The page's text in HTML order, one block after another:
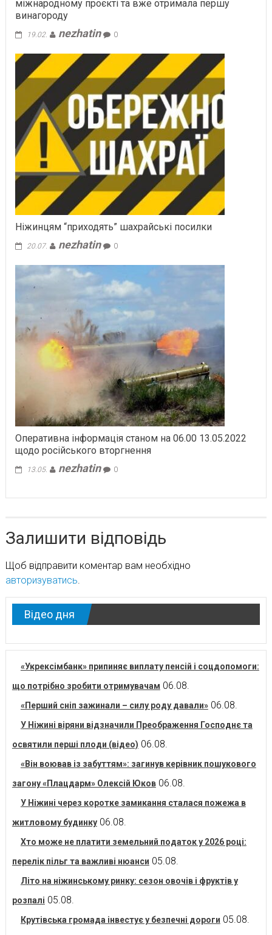
міжнародному проєкті та вже отримала першу
винагороду
19.02. nezhatin 0
Ніжинцям “приходять” шахрайські посилки
20.07. nezhatin 0
Оперативна інформація станом на 06.00 13.05.2022
щодо російського вторгнення
13.05. nezhatin 0
Залишити відповідь
Щоб відправити коментар вам необхідно
авторизуватись
Відео дня
«Укрексімбанк» припиняє виплату пенсій і соцдопомоги:
що потрібно зробити отримувачам 06.08.
«Перший сніп зажинали – силу роду давали» 06.08.
У Ніжині віряни відзначили Преображення Господнє та
освятили перші плоди (відео) 06.08.
«Він воював із забуттям»: загинув керівник пошукового
загону «Плацдарм» Олексій Юков 06.08.
У Ніжині через коротке замикання сталася пожежа в
житловому будинку 06.08.
Хто може не платити земельний податок у 2026 році:
перелік пільг та важливі нюанси 05.08.
Літо на ніжинському ринку: сезон овочів і фруктів у
розпалі 05.08.
Крутівська громада інвестує у безпечні дороги 05.08.